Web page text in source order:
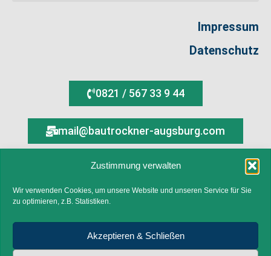
Zustimmung verwalten
Wir verwenden Cookies, um unsere Website und unseren Service für Sie
zu optimieren, z.B. Statistiken.
Akzeptieren & Schließen
Impressum
Datenschutz
0821 / 567 33 9 44
mail@bautrockner-augsburg.com
Ein Partner im Verbund von WIRmachenTROCKEN
Copyright 2026 © by Bautrockner-Verleih Augsburg
Content-Version: 3.0.0
Lumentree-Portal - Hilfe für Lumentree und Trucki